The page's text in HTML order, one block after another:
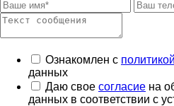
Ознакомлен с политикой
данных
Даю свое согласие на
данных в соответствии с